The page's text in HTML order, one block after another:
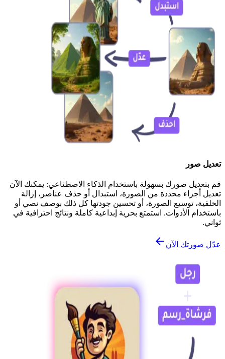
تعديل صور
قم بتعديل صورك بسهولة باستخدام الذكاء الاصطناعي: يمكنك الآن
تعديل أجزاء محددة من الصورة، استبدال أو حذف عناصر، إزالة
الخلفية، توسيع الصورة، أو تحسين جودتها كل ذلك بوصف نصي أو
باستخدام الأدوات. استمتع بحرية إبداعية كاملة ونتائج احترافية في
ثواني.
عدّل صورتك الآن